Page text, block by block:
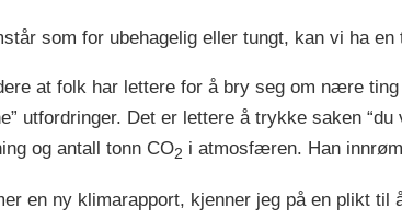
som for ubehagelig eller tungt, kan vi ha
at folk har lettere for å bry seg om nære
utfordringer. Det er lettere å trykke saken
og antall tonn CO2 i atmosfæren. Han
en ny klimarapport, kjenner jeg på en plikt